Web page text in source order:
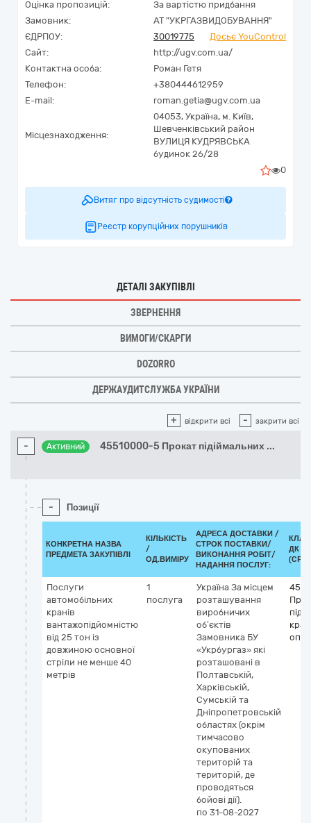
Оцінка пропозицій:
За вартістю придбання
Замовник:
АТ "УКРГАЗВИДОБУВАННЯ"
ЄДРПОУ:
30019775
Досьє YouControl
Сайт:
http://ugv.com.ua/
Контактна особа:
Роман Гетя
Телефон:
+380444612959
E-mail:
roman.getia@ugv.com.ua
Місцезнаходження:
04053, Україна, м. Київ,
Шевченківський район
ВУЛИЦЯ КУДРЯВСЬКА
будинок 26/28
0
Витяг про відсутність судимості
Реєстр корупційних порушників
ДЕТАЛІ ЗАКУПІВЛІ
ЗВЕРНЕННЯ
ВИМОГИ/СКАРГИ
DOZORRO
ДЕРЖАУДИТСЛУЖБА УКРАЇНИ
+ відкрити всі - закрити всі
- Активний 45510000-5 Прокат підіймальних ...
- Позиції
КОНКРЕТНА НАЗВА
ПРЕДМЕТА ЗАКУПІВЛІ
КІЛЬКІСТЬ
/
ОД.ВИМІРУ
АДРЕСА ДОСТАВКИ /
СТРОК ПОСТАВКИ/
ВИКОНАННЯ РОБІТ/
НАДАННЯ ПОСЛУГ:
ДК
(CPV)
Послуги
автомобільних
кранів
вантажопідйомністю
від 25 тон із
довжиною основної
стріли не менше 40
метрів
1
послуга
Україна За місцем
розташування
виробничих
об’єктів
Замовника БУ
«Укрбургаз» які
розташовані в
Полтавській,
Харківській,
Сумській та
Дніпропетровській
областях (окрім
тимчасово
окупованих
територій та
територій, де
проводяться
бойові дії).
по 31-08-2027